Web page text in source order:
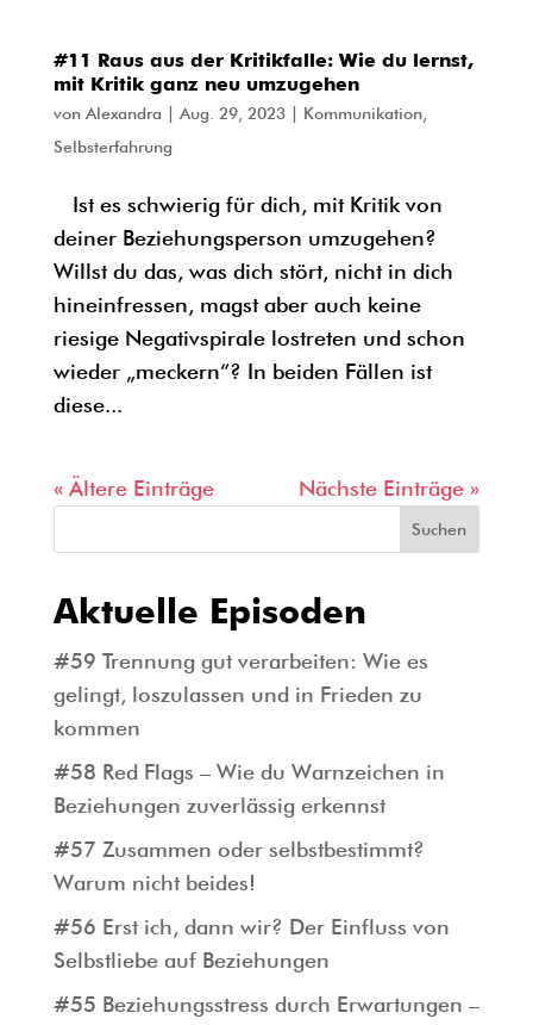
#11 Raus aus der Kritikfalle: Wie du lernst,
mit Kritik ganz neu umzugehen
von Alexandra Aug. 29, 2023| Kommunikation,
Selbsterfahrung
Ist es schwierig für dich, mit Kritik von
deiner Beziehungsperson umzugehen?
Willst du das, was dich stört, nicht in dich
hineinfressen, magst aber auch keine
riesige Negativspirale lostreten und schon
wieder „meckern“? In beiden Fällen ist
diese...
« Ältere Einträge Nächste Einträge »
Suchen
Aktuelle Episoden
#59 Trennung gut verarbeiten: Wie es
gelingt, loszulassen und in Frieden zu
kommen
#58 Red Flags – Wie du Warnzeichen in
Beziehungen zuverlässig erkennst
#57 Zusammen oder selbstbestimmt?
Warum nicht beides!
#56 Erst ich, dann wir? Der Einfluss von
Selbstliebe auf Beziehungen
#55 Beziehungsstress durch Erwartungen –